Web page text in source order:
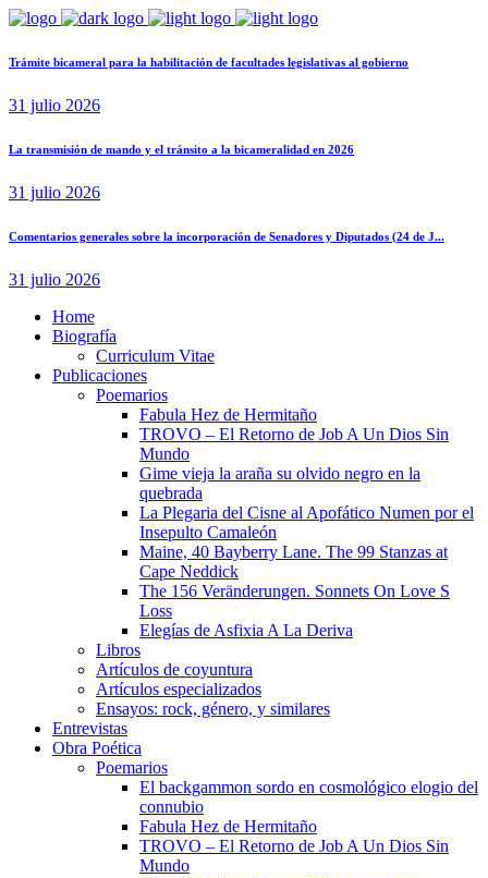
Trámite bicameral para la habilitación de facultades legislativas al gobierno
31 julio 2026
La transmisión de mando y el tránsito a la bicameralidad en 2026
31 julio 2026
Comentarios generales sobre la incorporación de Senadores y Diputados (24 de J...
31 julio 2026
Home
Biografía
Curriculum Vitae​
Publicaciones
Poemarios
Fabula Hez de Hermitaño
TROVO – El Retorno de Job A Un Dios Sin
Mundo
Gime vieja la araña su olvido negro en la
quebrada
La Plegaria del Cisne al Apofático Numen por el
Insepulto Camaleón
Maine, 40 Bayberry Lane. The 99 Stanzas at
Cape Neddick
The 156 Veränderungen. Sonnets On Love S
Loss
Elegías de Asfixia A La Deriva
Libros
Artículos de coyuntura
Artículos especializados
Ensayos: rock, género, y similares
Entrevistas
Obra Poética
Poemarios
El backgammon sordo en cosmológico elogio del
connubio
Fabula Hez de Hermitaño
TROVO – El Retorno de Job A Un Dios Sin
Mundo